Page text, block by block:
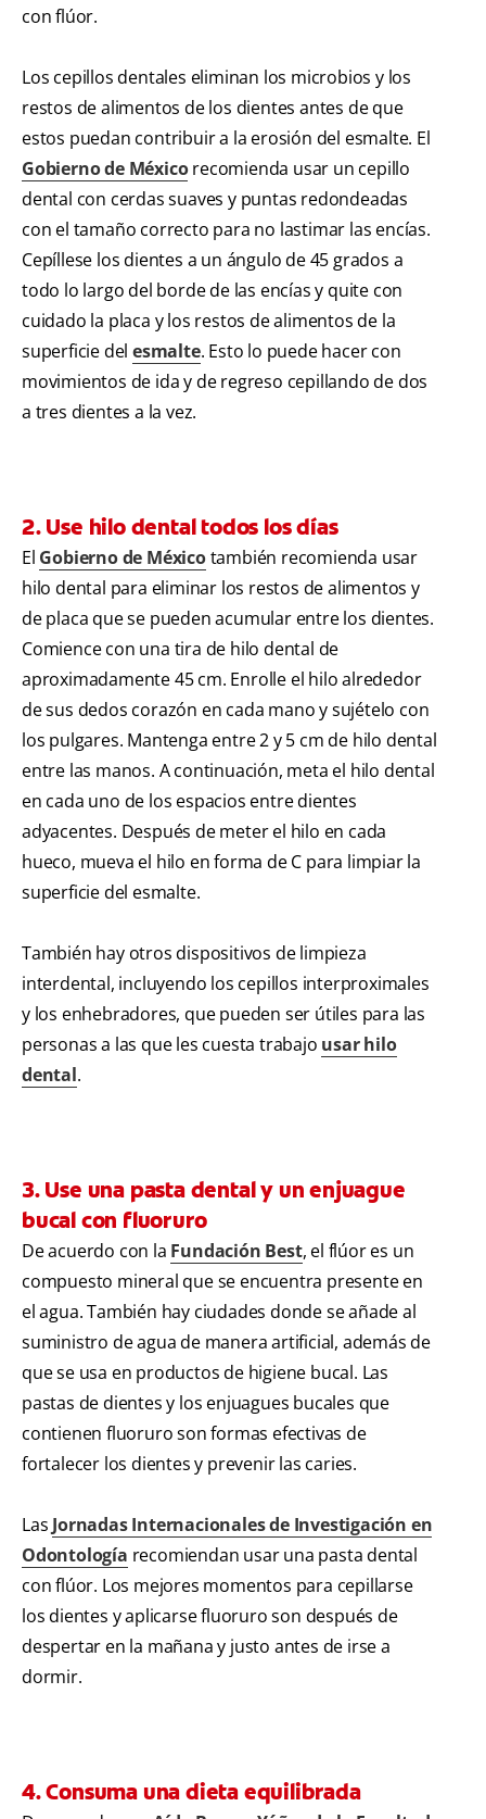
con flúor.
Los cepillos dentales eliminan los microbios y los
restos de alimentos de los dientes antes de que
estos puedan contribuir a la erosión del esmalte. El
Gobierno de Méxicorecomienda usar un cepillo
dental con cerdas suaves y puntas redondeadas
con el tamaño correcto para no lastimar las encías.
Cepíllese los dientes a un ángulo de 45 grados a
todo lo largo del borde de las encías y quite con
cuidado la placa y los restos de alimentos de la
superficie delesmalte. Esto lo puede hacer con
movimientos de ida y de regreso cepillando de dos
a tres dientes a la vez.
2. Use hilo dental todos los días
El Gobierno de Méxicotambién recomienda usar
hilo dental para eliminar los restos de alimentos y
de placa que se pueden acumular entre los dientes.
Comience con una tira de hilo dental de
aproximadamente 45 cm. Enrolle el hilo alrededor
de sus dedos corazón en cada mano y sujételo con
los pulgares. Mantenga entre 2 y 5 cm de hilo dental
entre las manos. A continuación, meta el hilo dental
en cada uno de los espacios entre dientes
adyacentes. Después de meter el hilo en cada
hueco, mueva el hilo en forma de C para limpiar la
superficie del esmalte.
También hay otros dispositivos de limpieza
interdental, incluyendo los cepillos interproximales
y los enhebradores, que pueden ser útiles para las
personas a las que les cuesta trabajo usar hilo
dental.
3. Use una pasta dental y un enjuague
bucal con fluoruro
De acuerdo con la Fundación Best, el flúor es un
compuesto mineral que se encuentra presente en
el agua. También hay ciudades donde se añade al
suministro de agua de manera artificial, además de
que se usa en productos de higiene bucal. Las
pastas de dientes y los enjuagues bucales que
contienen fluoruro son formas efectivas de
fortalecer los dientes y prevenir las caries.
Las Jornadas Internacionales de Investigación en
Odontología recomiendan usar una pasta dental
con flúor. Los mejores momentos para cepillarse
los dientes y aplicarse fluoruro son después de
despertar en la mañana y justo antes de irse a
dormir.
4. Consuma una dieta equilibrada